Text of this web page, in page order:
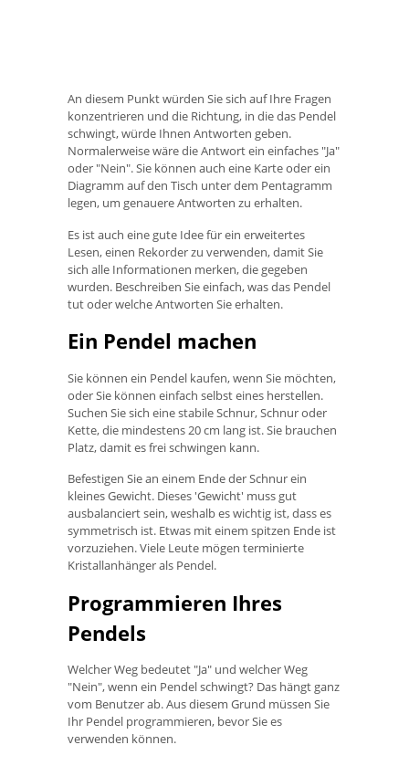
An diesem Punkt würden Sie sich auf Ihre Fragen
konzentrieren und die Richtung, in die das Pendel
schwingt, würde Ihnen Antworten geben.
Normalerweise wäre die Antwort ein einfaches "Ja"
oder "Nein". Sie können auch eine Karte oder ein
Diagramm auf den Tisch unter dem Pentagramm
legen, um genauere Antworten zu erhalten.
Es ist auch eine gute Idee für ein erweitertes
Lesen, einen Rekorder zu verwenden, damit Sie
sich alle Informationen merken, die gegeben
wurden. Beschreiben Sie einfach, was das Pendel
tut oder welche Antworten Sie erhalten.
Ein Pendel machen
Sie können ein Pendel kaufen, wenn Sie möchten,
oder Sie können einfach selbst eines herstellen.
Suchen Sie sich eine stabile Schnur, Schnur oder
Kette, die mindestens 20 cm lang ist. Sie brauchen
Platz, damit es frei schwingen kann.
Befestigen Sie an einem Ende der Schnur ein
kleines Gewicht. Dieses 'Gewicht' muss gut
ausbalanciert sein, weshalb es wichtig ist, dass es
symmetrisch ist. Etwas mit einem spitzen Ende ist
vorzuziehen. Viele Leute mögen terminierte
Kristallanhänger als Pendel.
Programmieren Ihres
Pendels
Welcher Weg bedeutet "Ja" und welcher Weg
"Nein", wenn ein Pendel schwingt? Das hängt ganz
vom Benutzer ab. Aus diesem Grund müssen Sie
Ihr Pendel programmieren, bevor Sie es
verwenden können.